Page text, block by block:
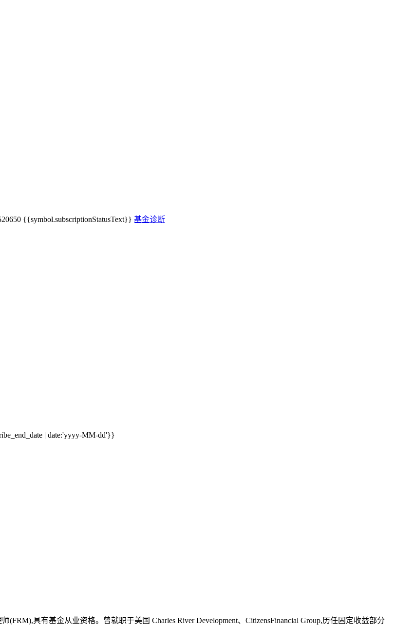
{{symbol.subscriptionStatusText}} 基金诊断
| date:'yyyy-MM-dd'}}
具有基金从业资格。曾就职于美国 Charles River Development、CitizensFinancial Group,历任固定收益部分